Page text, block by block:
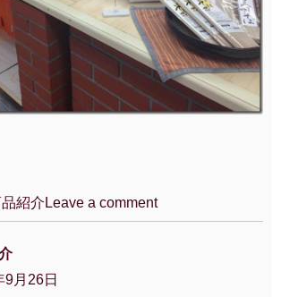
紹介 Leave a comment
9月26日